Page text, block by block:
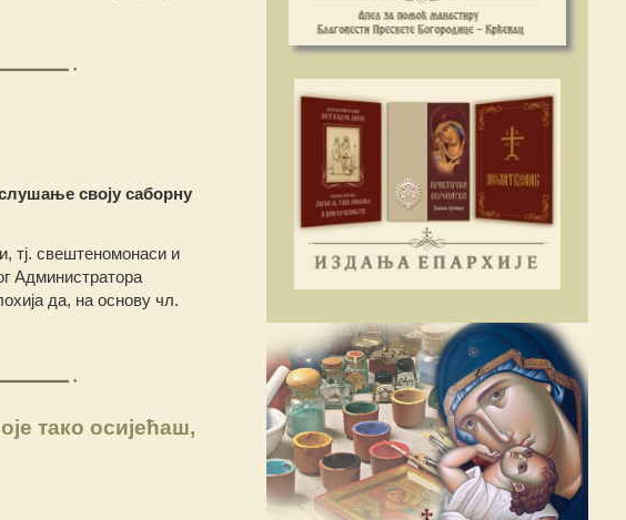
своју саборну
тј. свештеномонаси и
Администратора
да, на основу чл.
тако осијећаш,